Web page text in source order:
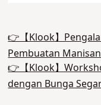
👉【Klook】
Pembuatan
👉【Klook】
dengan Bunga